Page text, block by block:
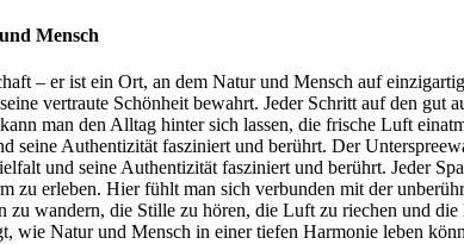
Mensch
– er ist ein Ort, an dem Natur und Mensch auf
vertraute Schönheit bewahrt. Jeder Schritt auf den
man den Alltag hinter sich lassen, die frische Luft
seine Authentizität fasziniert und berührt. Der
und seine Authentizität fasziniert und berührt. Jeder
zu erleben. Hier fühlt man sich verbunden mit der
wandern, die Stille zu hören, die Luft zu riechen und
wie Natur und Mensch in einer tiefen Harmonie leben